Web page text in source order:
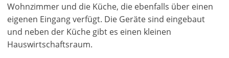
Wohnzimmer und die Küche, die ebenfalls über einen
eigenen Eingang verfügt. Die Geräte sind eingebaut
und neben der Küche gibt es einen kleinen
Hauswirtschaftsraum.